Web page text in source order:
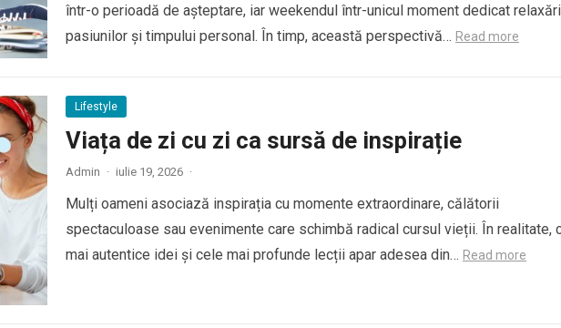
într-o perioadă de așteptare, iar weekendul într-unicul moment dedicat
pasiunilor și timpului personal. În timp, această perspectivă… Read more
Lifestyle
Viața de zi cu zi ca sursă de inspirație
Admin · iulie 19, 2026 ·
Mulți oameni asociază inspirația cu momente extraordinare, călătorii
spectaculoase sau evenimente care schimbă radical cursul vieții. În realitate,
mai autentice idei și cele mai profunde lecții apar adesea din… Read more